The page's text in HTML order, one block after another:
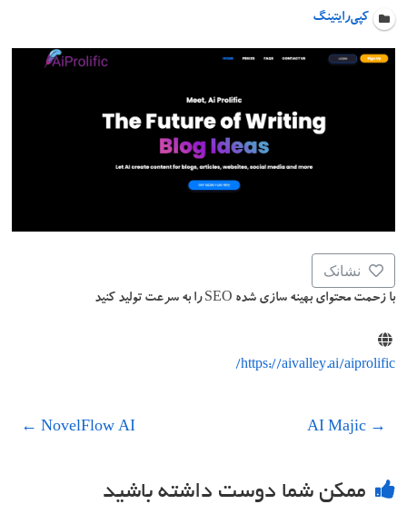
کپی‌رایتینگ
نشانک
با زحمت محتوای بهینه سازی شده SEO را به سرعت تولید کنید
https://aivalley.ai/aiprolific/
→
AI Majic
NovelFlow AI
←
ممکن شما دوست داشته باشید